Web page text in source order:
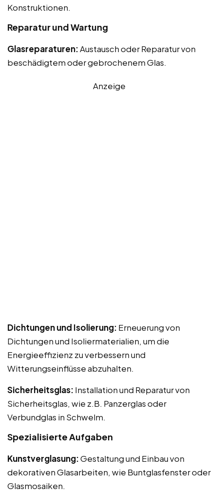
Konstruktionen.
Reparatur und Wartung
Glasreparaturen:Austausch oder Reparatur von
beschädigtem oder gebrochenem Glas.
Anzeige
Dichtungen und Isolierung: Erneuerung von
Dichtungen und Isoliermaterialien, um die
Energieeffizienz zu verbessern und
Witterungseinflüsse abzuhalten.
Sicherheitsglas: Installation und Reparatur von
Sicherheitsglas, wie z.B. Panzerglas oder
Verbundglas in Schwelm.
Spezialisierte Aufgaben
Kunstverglasung:Gestaltung und Einbau von
dekorativen Glasarbeiten, wie Buntglasfenster oder
Glasmosaiken.